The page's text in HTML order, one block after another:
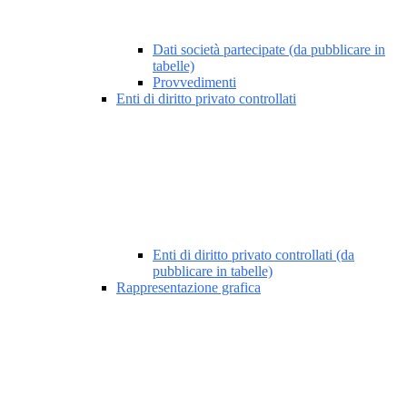
Dati società partecipate (da pubblicare in
tabelle)
Provvedimenti
Enti di diritto privato controllati
Enti di diritto privato controllati (da
pubblicare in tabelle)
Rappresentazione grafica